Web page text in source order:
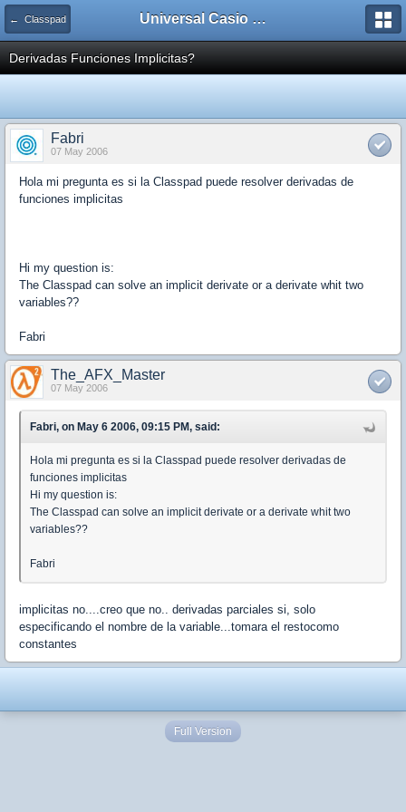
← Classpad Universal Casio Forum
Derivadas Funciones Implicitas?
Fabri
07 May 2006
Hola mi pregunta es si la Classpad puede resolver derivadas de
funciones implicitas
Hi my question is:
The Classpad can solve an implicit derivate or a derivate whit two
variables??
Fabri
The_AFX_Master
07 May 2006
Fabri, on May 6 2006, 09:15 PM, said:
Hola mi pregunta es si la Classpad puede resolver derivadas de
funciones implicitas
Hi my question is:
The Classpad can solve an implicit derivate or a derivate whit two
variables??
Fabri
implicitas no....creo que no.. derivadas parciales si, solo
especificando el nombre de la variable...tomara el restocomo
constantes
Full Version